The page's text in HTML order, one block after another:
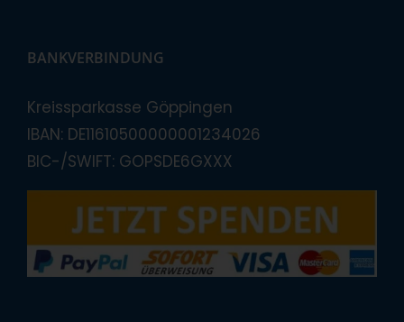
BANKVERBINDUNG
Kreissparkasse Göppingen
IBAN: DE11610500000001234026
BIC-/SWIFT: GOPSDE6GXXX